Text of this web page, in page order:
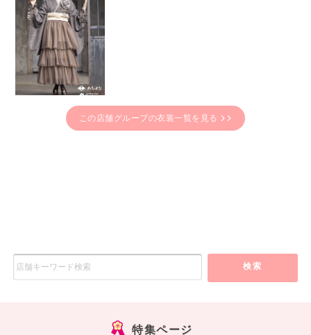
この店舗グループの衣装一覧を見る
検索
特集ページ